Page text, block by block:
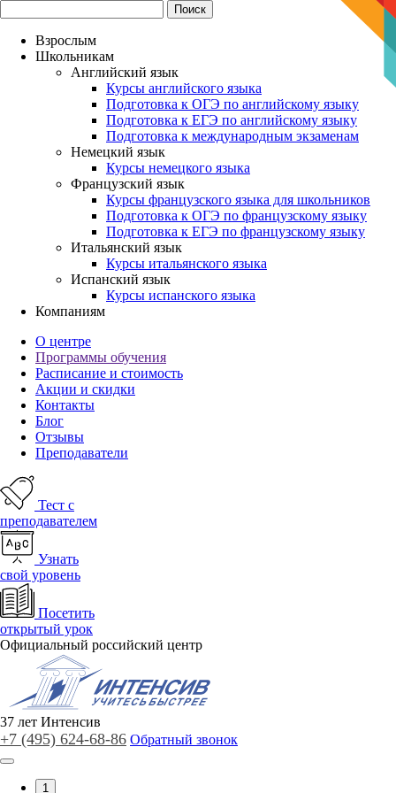
Взрослым
Школьникам
Английский язык
Курсы английского языка
Подготовка к ОГЭ по английскому языку
Подготовка к ЕГЭ по английскому языку
Подготовка к международным экзаменам
Немецкий язык
Курсы немецкого языка
Французский язык
Курсы французского языка для школьников
Подготовка к ОГЭ по французскому языку
Подготовка к ЕГЭ по французскому языку
Итальянский язык
Курсы итальянского языка
Испанский язык
Курсы испанского языка
Компаниям
О центре
Программы обучения
Расписание и стоимость
Акции и скидки
Контакты
Блог
Отзывы
Преподаватели
Тест с
преподавателем
Узнать
свой уровень
Посетить
открытый урок
Официальный российский центр
37 лет Интенсив
+7 (495) 624-68-86 Обратный звонок
1